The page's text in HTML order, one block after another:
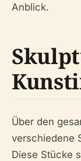
Anblick.
Über den
verschiedene
Diese Stücke